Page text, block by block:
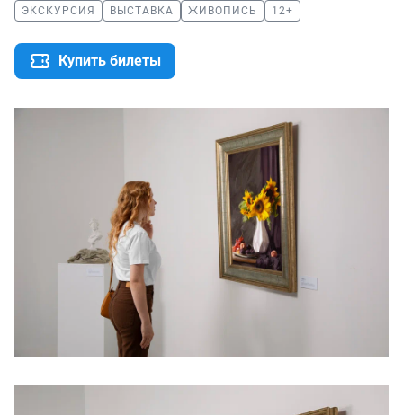
ЭКСКУРСИЯ ВЫСТАВКА ЖИВОПИСЬ 12+
Купить билеты